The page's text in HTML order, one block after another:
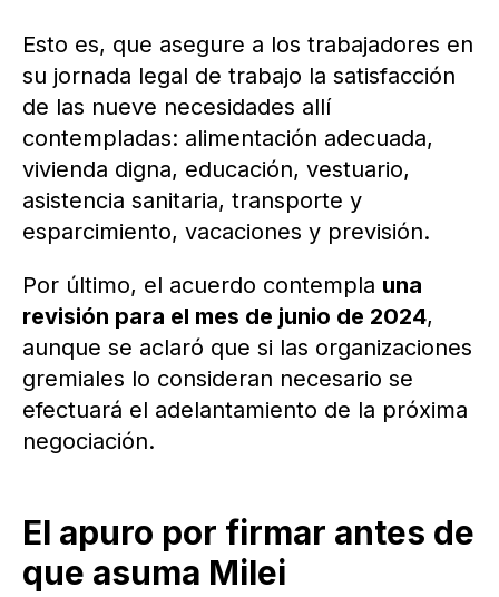
Esto es, que asegure a los trabajadores en
su jornada legal de trabajo la satisfacción
de las nueve necesidades allí
contempladas: alimentación adecuada,
vivienda digna, educación, vestuario,
asistencia sanitaria, transporte y
esparcimiento, vacaciones y previsión.
Por último, el acuerdo contempla una
revisión para el mes de junio de 2024,
aunque se aclaró que si las organizaciones
gremiales lo consideran necesario se
efectuará el adelantamiento de la próxima
negociación.
El apuro por firmar antes de
que asuma Milei